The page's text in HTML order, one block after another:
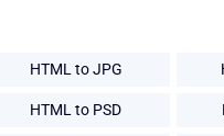
HTML to JPG
HTML to PSD